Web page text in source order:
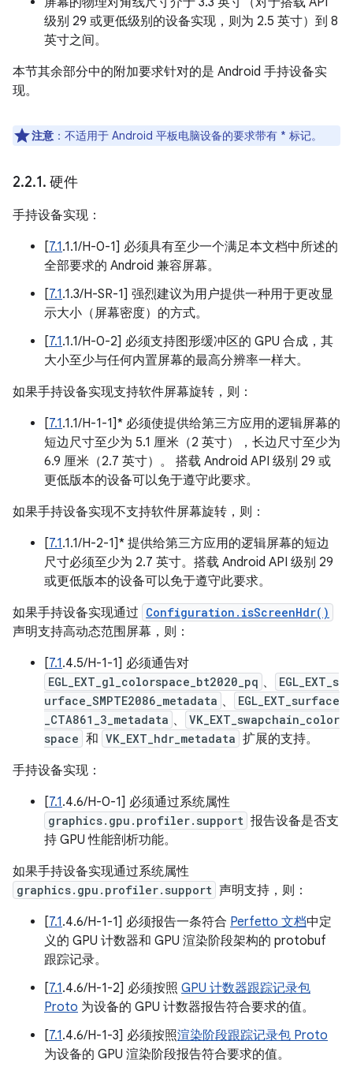
级别 29 或更低级别的设备实现，则为 2.5 英寸）到 8
英寸之间。
本节其余部分中的附加要求针对的是 Android 手持设备实
现。
注意 ：不适用于 Android 平板电脑设备的要求带有 * 标记。
2.2.1. 硬件
手持设备实现：
[7.1.1.1/H-0-1] 必须具有至少一个满足本文档中所述的
全部要求的 Android 兼容屏幕。
[7.1.1.3/H-SR-1] 强烈建议为用户提供一种用于更改显
示大小（屏幕密度）的方式。
[7.1.1.1/H-0-2] 必须支持图形缓冲区的 GPU 合成，其
大小至少与任何内置屏幕的最高分辨率一样大。
如果手持设备实现支持软件屏幕旋转，则：
[7.1.1.1/H-1-1]* 必须使提供给第三方应用的逻辑屏幕的
短边尺寸至少为 5.1 厘米（2 英寸），长边尺寸至少为
6.9 厘米（2.7 英寸）。 搭载 Android API 级别 29 或
更低版本的设备可以免于遵守此要求。
如果手持设备实现不支持软件屏幕旋转，则：
[7.1.1.1/H-2-1]* 提供给第三方应用的逻辑屏幕的短边
尺寸必须至少为 2.7 英寸。搭载 Android API 级别 29
或更低版本的设备可以免于遵守此要求。
如果手持设备实现通过 Configuration.isScreenHdr()
声明支持高动态范围屏幕，则：
[7.1.4.5/H-1-1] 必须通告对
EGL_EXT_gl_colorspace_bt2020_pq 、
EGL_EXT_s
urface_SMPTE2086_metadata 、
EGL_EXT_surface
_CTA861_3_metadata 、
VK_EXT_swapchain_color
space 和 VK_EXT_hdr_metadata 扩展的支持。
手持设备实现：
[7.1.4.6/H-0-1] 必须通过系统属性
graphics.gpu.profiler.support 报告设备是否支
持 GPU 性能剖析功能。
如果手持设备实现通过系统属性
graphics.gpu.profiler.support 声明支持，则：
[7.1.4.6/H-1-1] 必须报告一条符合 Perfetto 文档中定
义的 GPU 计数器和 GPU 渲染阶段架构的 protobuf
跟踪记录。
[7.1.4.6/H-1-2] 必须按照 GPU 计数器跟踪记录包
Proto 为设备的 GPU 计数器报告符合要求的值。
[7.1.4.6/H-1-3] 必须按照渲染阶段跟踪记录包 Proto
为设备的 GPU 渲染阶段报告符合要求的值。